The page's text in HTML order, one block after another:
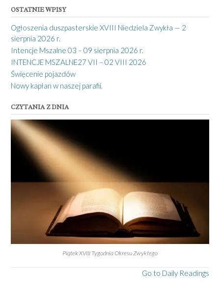
OSTATNIE WPISY
Ogłoszenia duszpasterskie XVIII Niedziela Zwykła — 2
sierpnia 2026 r.
Intencje Mszalne 03 – 09 sierpnia 2026 r.
INTENCJE MSZALNE27 VII – 02 VIII 2026
Święcenie pojazdów
Nowy kapłan w naszej parafii.
CZYTANIA Z DNIA
Piątek XVIII Tygodnia Okresu Zwykłego
Go to Daily Readings